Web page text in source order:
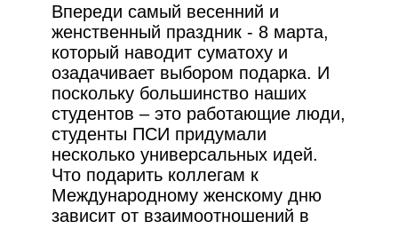
Впереди самый весенний и
женственный праздник - 8 марта,
который наводит суматоху и
озадачивает выбором подарка. И
поскольку большинство наших
студентов – это работающие люди,
студенты ПСИ придумали
несколько универсальных идей.
Что подарить коллегам к
Международному женскому дню
зависит от взаимоотношений в